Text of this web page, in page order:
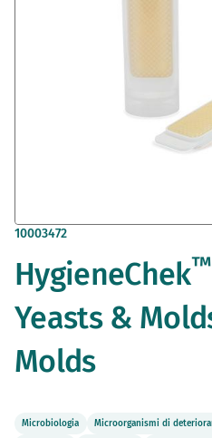
Vai
della
galleria
immagini
10003472
HygieneChek™
Yeasts &
Molds
Microbiologia Microorganismi di